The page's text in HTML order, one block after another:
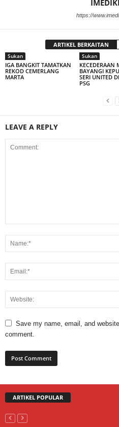
https://
ARTIKEL BERKAITAN
Sukan
IGA BANGKIT TAMATKAN
REKOD CEMERLANG
MARTA
Sukan
KECEDERAAN
BAYANGI
SERI UNITED
PSG
LEAVE A REPLY
Save my name, email, and
comment.
ARTIKEL POPULAR